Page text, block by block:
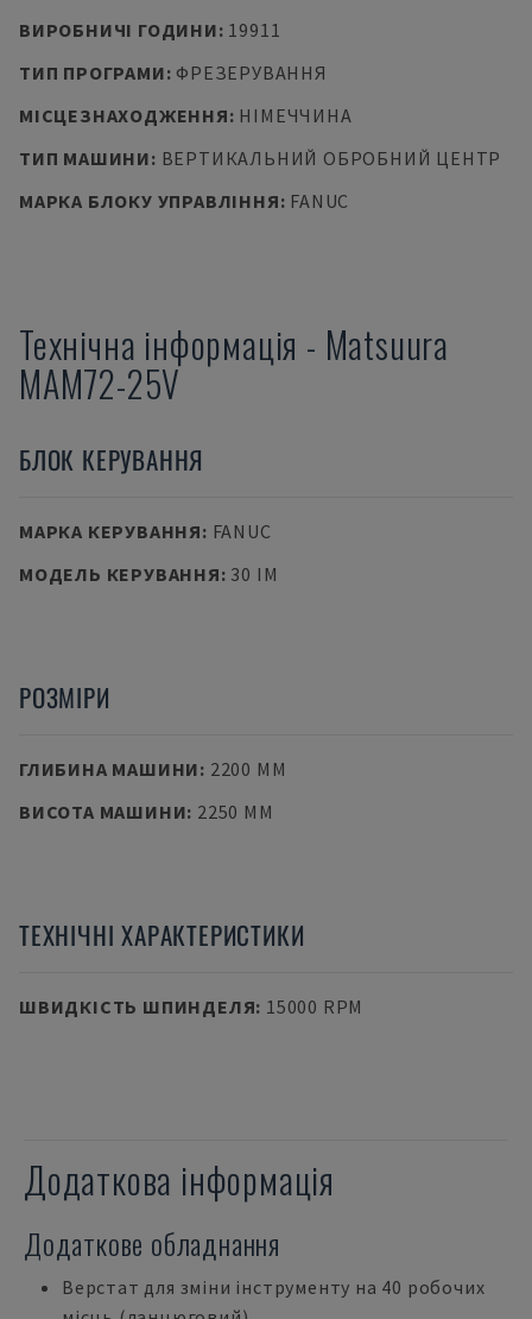
ВИРОБНИЧІ ГОДИНИ: 19911
ТИП ПРОГРАМИ: ФРЕЗЕРУВАННЯ
МІСЦЕЗНАХОДЖЕННЯ: НІМЕЧЧИНА
ТИП МАШИНИ: ВЕРТИКАЛЬНИЙ ОБРОБНИЙ ЦЕНТР
МАРКА БЛОКУ УПРАВЛІННЯ: FANUC
Технічна інформація - Matsuura
MAM72-25V
БЛОК КЕРУВАННЯ
МАРКА КЕРУВАННЯ: FANUC
МОДЕЛЬ КЕРУВАННЯ: 30 IM
РОЗМІРИ
ГЛИБИНА МАШИНИ: 2200 MM
ВИСОТА МАШИНИ: 2250 MM
ТЕХНІЧНІ ХАРАКТЕРИСТИКИ
ШВИДКІСТЬ ШПИНДЕЛЯ: 15000 RPM
Додаткова інформація
Додаткове обладнання
Верстат для зміни інструменту на 40 робочих